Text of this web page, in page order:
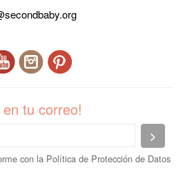
tu correo!
con la Política de Protección de Datos